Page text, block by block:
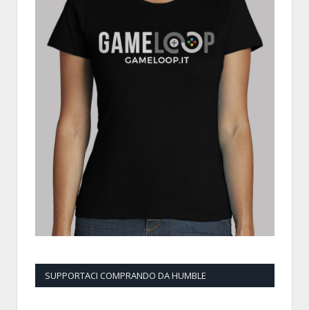
SUPPORTACI COMPRANDO DA HUMBLE